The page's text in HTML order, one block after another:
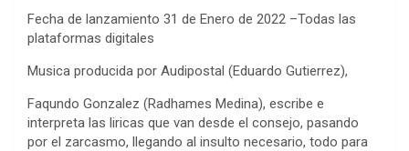
Fecha de lanzamiento 31 de Enero de 2022 –Todas las
plataformas digitales
Musica producida por Audipostal (Eduardo Gutierrez),
Faqundo Gonzalez (Radhames Medina), escribe e
interpreta las liricas que van desde el consejo, pasando
por el zarcasmo, llegando al insulto necesario, todo para